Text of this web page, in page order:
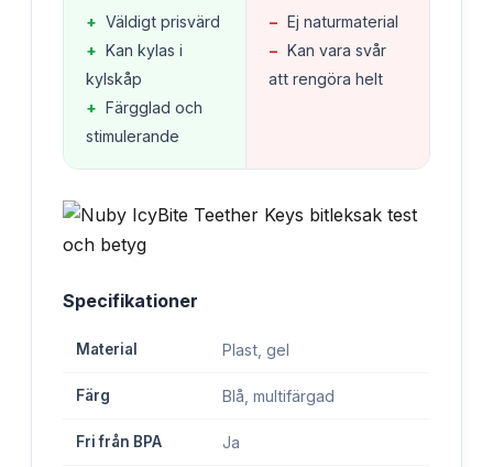
+ Väldigt prisvärd
+ Kan kylas i
kylskåp
+ Färgglad och
stimulerande
− Ej naturmaterial
− Kan vara svår
att rengöra helt
Specifikationer
Material Plast, gel
Färg Blå, multifärgad
Fri från BPA Ja